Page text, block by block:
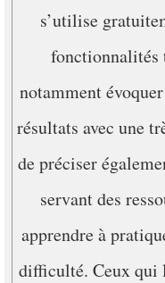
s’utilise
fonctionnalités
notamment
résultats avec une
de préciser
servant des
apprendre à
difficulté. Ceux qui